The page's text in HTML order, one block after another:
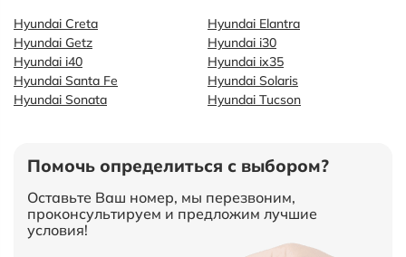
Hyundai Creta
Hyundai Elantra
Hyundai Getz
Hyundai i30
Hyundai i40
Hyundai ix35
Hyundai Santa Fe
Hyundai Solaris
Hyundai Sonata
Hyundai Tucson
Помочь определиться с выбором?
Оставьте Ваш номер, мы перезвоним,
проконсультируем и предложим лучшие
условия!